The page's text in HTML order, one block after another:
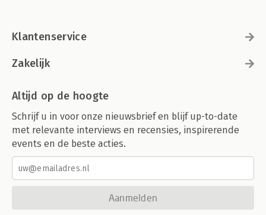
Klantenservice
Zakelijk
Altijd op de hoogte
Schrijf u in voor onze nieuwsbrief en blijf up-to-date
met relevante interviews en recensies, inspirerende
events en de beste acties.
Aanmelden